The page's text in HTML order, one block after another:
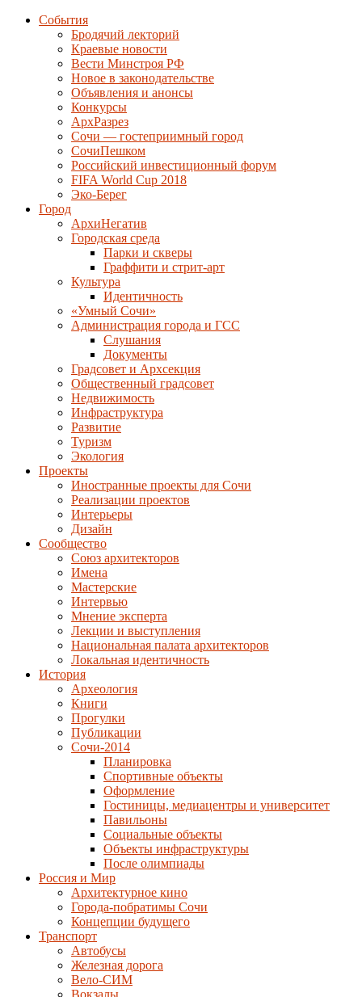
События
Бродячий лекторий
Краевые новости
Вести Минстроя РФ
Новое в законодательстве
Объявления и анонсы
Конкурсы
АрхРазрез
Сочи — гостеприимный город
СочиПешком
Российский инвестиционный форум
FIFA World Cup 2018
Эко-Берег
Город
АрхиНегатив
Городская среда
Парки и скверы
Граффити и стрит-арт
Культура
Идентичность
«Умный Сочи»
Администрация города и ГСС
Слушания
Документы
Градсовет и Архсекция
Общественный градсовет
Недвижимость
Инфраструктура
Развитие
Туризм
Экология
Проекты
Иностранные проекты для Сочи
Реализации проектов
Интерьеры
Дизайн
Сообщество
Союз архитекторов
Имена
Мастерские
Интервью
Мнение эксперта
Лекции и выступления
Национальная палата архитекторов
Локальная идентичность
История
Археология
Книги
Прогулки
Публикации
Сочи-2014
Планировка
Спортивные объекты
Оформление
Гостиницы, медиацентры и университет
Павильоны
Социальные объекты
Объекты инфраструктуры
После олимпиады
Россия и Мир
Архитектурное кино
Города-побратимы Сочи
Концепции будущего
Транспорт
Автобусы
Железная дорога
Вело-СИМ
Вокзалы